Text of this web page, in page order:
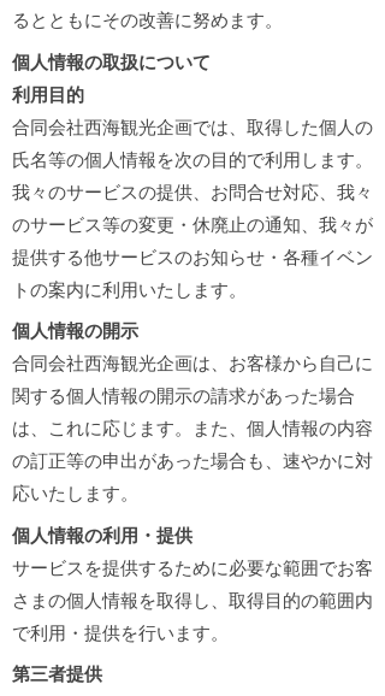
るとともにその改善に努めます。
個人情報の取扱について
利用目的
合同会社西海観光企画では、取得した個人の
氏名等の個人情報を次の目的で利用します。
我々のサービスの提供、お問合せ対応、我々
のサービス等の変更・休廃止の通知、我々が
提供する他サービスのお知らせ・各種イベン
トの案内に利用いたします。
個人情報の開示
合同会社西海観光企画は、お客様から自己に
関する個人情報の開示の請求があった場合
は、これに応じます。また、個人情報の内容
の訂正等の申出があった場合も、速やかに対
応いたします。
個人情報の利用・提供
サービスを提供するために必要な範囲でお客
さまの個人情報を取得し、取得目的の範囲内
で利用・提供を行います。
第三者提供